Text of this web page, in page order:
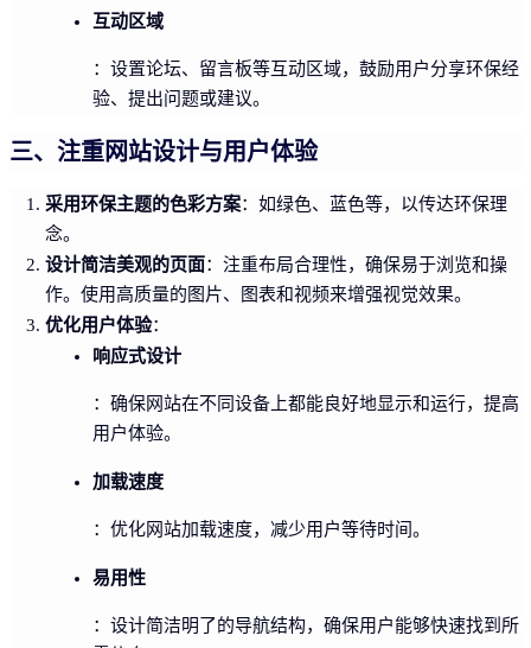
互动区域
：设置论坛、留言板等互动区域，鼓励用户分享环保经
验、提出问题或建议。
三、注重网站设计与用户体验
采用环保主题的色彩方案：如绿色、蓝色等，以传达环保理
念。
设计简洁美观的页面：注重布局合理性，确保易于浏览和操
作。使用高质量的图片、图表和视频来增强视觉效果。
优化用户体验：
响应式设计
：确保网站在不同设备上都能良好地显示和运行，提高
用户体验。
加载速度
：优化网站加载速度，减少用户等待时间。
易用性
：设计简洁明了的导航结构，确保用户能够快速找到所